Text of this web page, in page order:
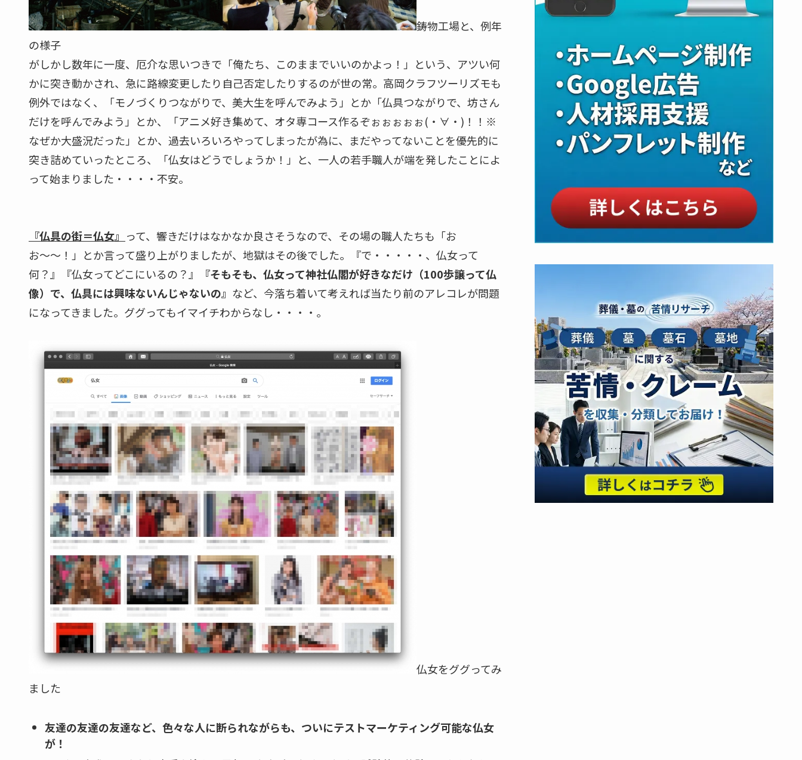
鋳物工場と、例年
の様子
がしかし数年に一度、厄介な思いつきで「俺たち、このままでいいのかよっ！」という、アツい何
かに突き動かされ、急に路線変更したり自己否定したりするのが世の常。高岡クラフツーリズモも
例外ではなく、「モノづくりつながりで、美大生を呼んでみよう」とか「仏具つながりで、坊さん
だけを呼んでみよう」とか、「アニメ好き集めて、オタ専コース作るぞぉぉぉぉぉ(・∀・)！！※
なぜか大盛況だった」とか、過去いろいろやってしまったが為に、まだやってないことを優先的に
突き詰めていったところ、「仏女はどうでしょうか！」と、一人の若手職人が端を発したことによ
って始まりました・・・・不安。
​『仏具の街＝仏女』 って、響きだけはなかなか良さそうなので、その場の職人たちも「お
お〜〜！」とか言って盛り上がりましたが、地獄はその後でした。『で・・・・・、仏女って
何？』『仏女ってどこにいるの？』
『そもそも、仏女って神社仏閣が好きなだけ（100歩譲って仏
像）で、仏具には興味ないんじゃないの』 など、今落ち着いて考えれば当たり前のアレコレが問題
になってきました。ググってもイマイチわからなし・・・・。
仏女をググってみ
ました
友達の友達の友達など、色々な人に断られながらも、ついにテストマーケティング可能な仏女
が！